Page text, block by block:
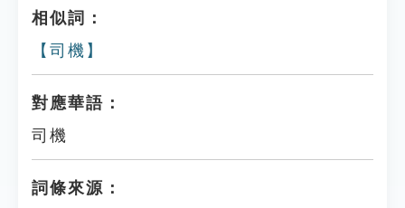
相似詞：
【司機】
對應華語：
司機
詞條來源：